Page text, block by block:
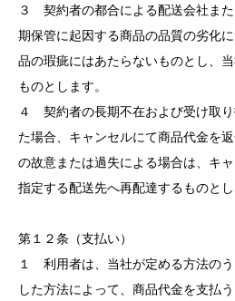
３ 契約者の都合による配送会社ま
期保管に起因する商品の品質の劣化
品の瑕疵にはあたらないものとし、
ものとします。
４ 契約者の長期不在および受け取
た場合、キャンセルにて商品代金を
の故意または過失による場合は、キ
指定する配送先へ再配達するものとし
第１２条（支払い）
１ 利用者は、当社が定める方法の
した方法によって、商品代金を支払う